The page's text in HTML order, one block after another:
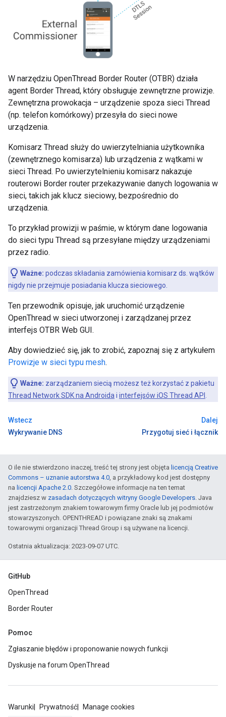
W narzędziu OpenThread Border Router (OTBR) działa
agent Border Thread, który obsługuje zewnętrzne prowizje.
Zewnętrzna prowokacja – urządzenie spoza sieci Thread
(np. telefon komórkowy) przesyła do sieci nowe
urządzenia.
Komisarz Thread służy do uwierzytelniania użytkownika
(zewnętrznego komisarza) lub urządzenia z wątkami w
sieci Thread. Po uwierzytelnieniu komisarz nakazuje
routerowi Border router przekazywanie danych logowania w
sieci, takich jak klucz sieciowy, bezpośrednio do
urządzenia.
To przykład prowizji w paśmie, w którym dane logowania
do sieci typu Thread są przesyłane między urządzeniami
przez radio.
Ważne: podczas składania zamówienia komisarz ds. wątków
nigdy nie przejmuje posiadania klucza sieciowego.
Ten przewodnik opisuje, jak uruchomić urządzenie
OpenThread w sieci utworzonej i zarządzanej przez
interfejs OTBR Web GUI.
Aby dowiedzieć się, jak to zrobić, zapoznaj się z artykułem
Prowizje w sieci typu mesh.
Ważne: zarządzaniem siecią możesz też korzystać z pakietu
Thread Network SDK na Androida i interfejsów iOS Thread API
Wstecz
Wykrywanie DNS
Dalej
Przygotuj sieć i łącznik
O ile nie stwierdzono inaczej, treść tej strony jest objęta licencją Creative
Commons – uznanie autorstwa 4.0 , a przykładowy kod jest dostępny
na licencji Apache 2.0 . Szczegółowe informacje na ten temat
znajdziesz w zasadach dotyczących witryny Google Developers . Java
jest zastrzeżonym znakiem towarowym firmy Oracle lub jej podmiotów
stowarzyszonych. OPENTHREAD i powiązane znaki są znakami
towarowymi organizacji Thread Group i są używane na licencji.
Ostatnia aktualizacja: 2023-09-07 UTC.
GitHub
OpenThread
Border Router
Pomoc
Zgłaszanie błędów i proponowanie nowych funkcji
Dyskusje na forum OpenThread
Warunki Prywatność Manage cookies